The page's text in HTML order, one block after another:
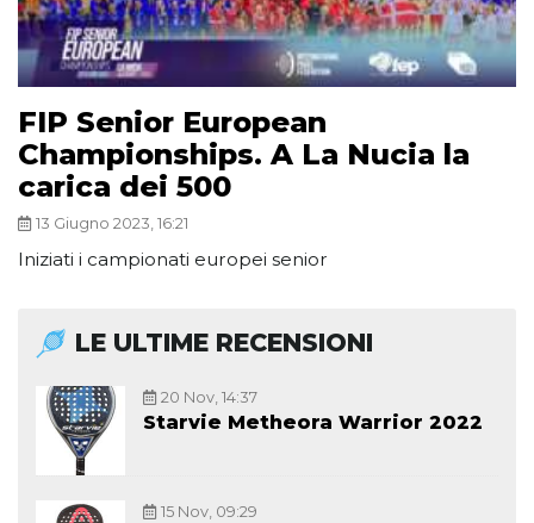
FIP Senior European
Championships. A La Nucia la
carica dei 500
13 Giugno 2023, 16:21
Iniziati i campionati europei senior
LE ULTIME RECENSIONI
20 Nov, 14:37
Starvie Metheora Warrior 2022
15 Nov, 09:29